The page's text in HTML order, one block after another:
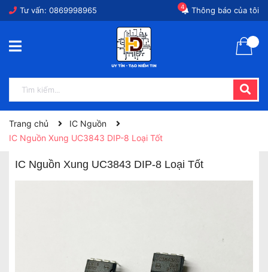
Tư vấn: 0869998965 Thông báo của tôi
4
Trang chủ
IC Nguồn
IC Nguồn Xung UC3843 DIP-8 Loại Tốt
IC Nguồn Xung UC3843 DIP-8 Loại Tốt